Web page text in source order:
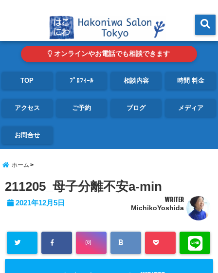
オンラインやお電話でも相談できます
TOP ﾌﾟﾛﾌｨｰﾙ 相談内容 時間 料金
アクセス ご予約 ブログ メディア
お問合せ
ホーム
211205_母子分離不安a-min
2021年12月5日 WRITER
MichikoYoshida